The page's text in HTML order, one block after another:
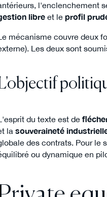
l'enclenchement
libre et leprofil
mécanisme couvre deux
Les deux sont
du texte est de
lasouveraineté
des contrats. Pour le
ou dynamique en